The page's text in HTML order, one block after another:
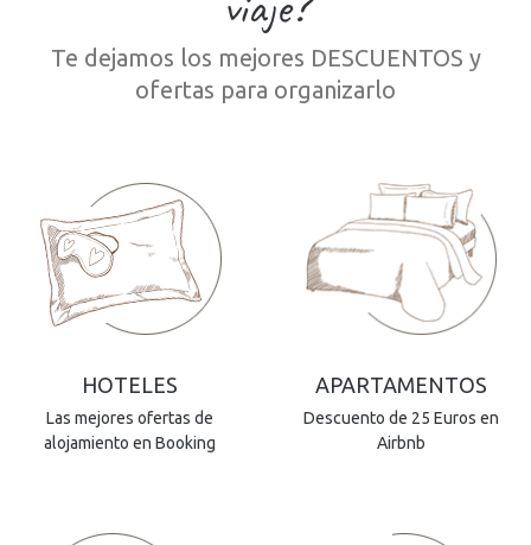
Te dejamos los mejores DESCUENTOS y
ofertas para organizarlo
HOTELES
Las mejores ofertas de
alojamiento en Booking
APARTAMENTOS
Descuento de 25 Euros en
Airbnb